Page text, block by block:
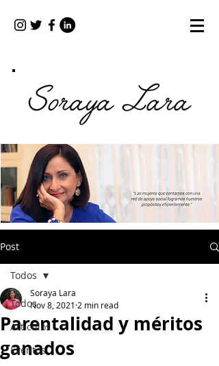
Post
Todos
Artículos
Eventos
Todos
Parentalidad y méritos
ganados
Soraya Lara
Nov 8, 2021 2 min read